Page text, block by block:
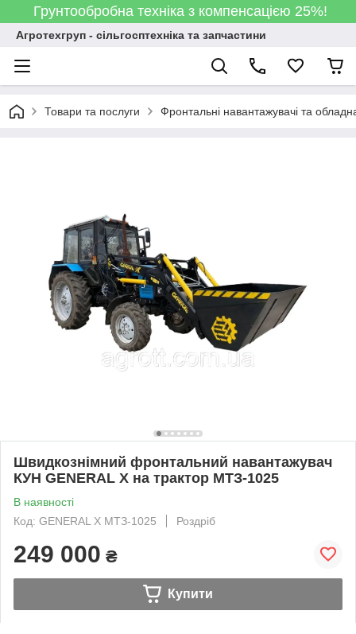
Грунтообробна техніка з компенсацією 25%!
Агротехгруп - сільгосптехніка та запчастини
Товари та послуги Фронтальні навантажувачі та
Швидкознімний фронтальний навантажувач
КУН GENERAL X на трактор МТЗ-1025
В наявності
Код: GENERAL X МТЗ-1025
Роздріб
249 000 ₴
Купити